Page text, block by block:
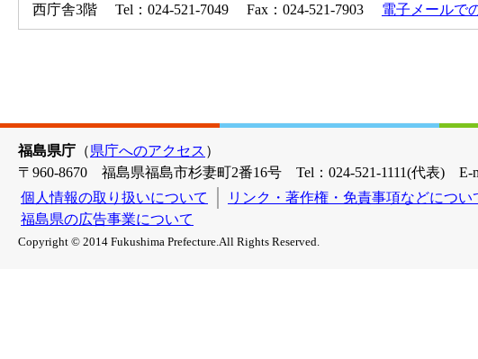
西庁舎3階 Tel：024-521-7049 Fax：024-521-7903 電子メールで
福島県庁 （県庁へのアクセス ）
〒960-8670 福島県福島市杉妻町2番16号 Tel：024-521-1111(代表) E-
個人情報の取り扱いについて
リンク・著作権・免責事項などについ
福島県の広告事業について
Copyright © 2014 Fukushima Prefecture.All Rights Reserved.